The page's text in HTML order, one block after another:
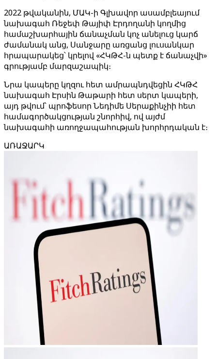
2022 թվականին, ՄԱԿ-ի Գլխավոր ասամբլեայում
նախագահ Ռեջեփ Թայիփ Էրդողանի կողմից
համաշխարհային ճանաչման կոչ անելուց կարճ
ժամանակ անց, Սանջարը առցանց լուսանկար
հրապարակեց՝ կրելով «ՀԿԹՀ-ն պետք է ճանաչվի»
գրությամբ մարզաշապիկ։
Նրա կապերը կղզու հետ ամրապնդվեցին ՀԿԹՀ
նախագահ Էրսին Թաթարի հետ սերտ կապերի,
այդ թվում՝ պրոֆեսոր Նեդիմե Սերաքինչիի հետ
համագործակցության շնորհիվ, ով այժմ
նախագահի առողջապահության խորհրդական է։
ԱՌԱՋԱՐԿ